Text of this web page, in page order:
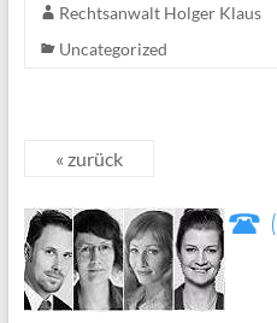
Rechtsanwalt Holger Klaus
Uncategorized
« zurück